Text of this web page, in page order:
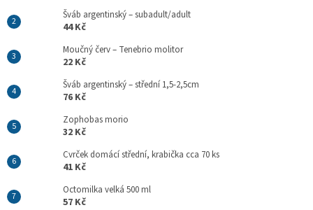
Šváb argentinský – subadult/adult
44 Kč
Moučný červ – Tenebrio molitor
22 Kč
Šváb argentinský – střední 1,5-2,5cm
76 Kč
Zophobas morio
32 Kč
Cvrček domácí střední, krabička cca 70 ks
41 Kč
Octomilka velká 500 ml
57 Kč